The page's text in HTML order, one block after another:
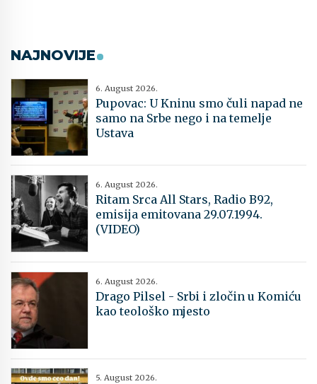
NAJNOVIJE
6. August 2026.
Pupovac: U Kninu smo čuli napad ne
samo na Srbe nego i na temelje
Ustava
6. August 2026.
Ritam Srca All Stars, Radio B92,
emisija emitovana 29.07.1994.
(VIDEO)
6. August 2026.
Drago Pilsel - Srbi i zločin u Komiću
kao teološko mjesto
5. August 2026.